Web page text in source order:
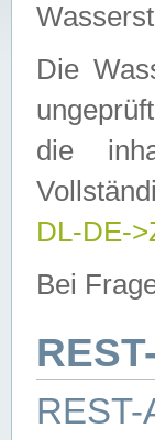
Die
die
DL-DE-
Bei
REST-